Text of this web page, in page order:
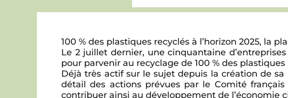
100 % des plastiques recyclés à l’horizon 2025, la
Le 2 juillet dernier, une cinquantaine
pour parvenir au recyclage de 100 % des plastiques
Déjà très actif sur le sujet depuis la création de
détail des actions prévues par le Comité
contribuer ainsi au développement de l’économie